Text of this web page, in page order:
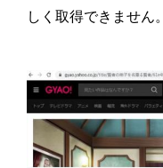
しく取得できません。